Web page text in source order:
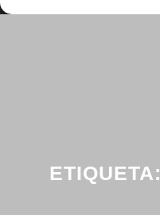
ETIQUETA: